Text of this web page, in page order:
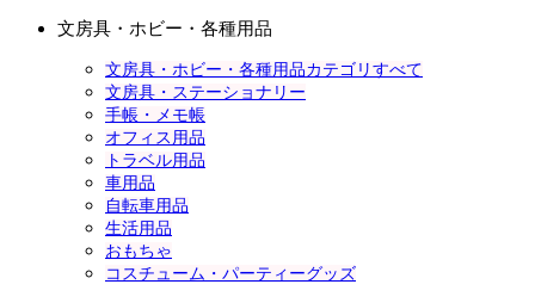
文房具・ホビー・各種用品
文房具・ホビー・各種用品カテゴリすべて
文房具・ステーショナリー
手帳・メモ帳
オフィス用品
トラベル用品
車用品
自転車用品
生活用品
おもちゃ
コスチューム・パーティーグッズ